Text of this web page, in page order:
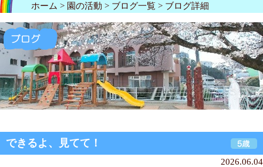
ホーム > 園の活動 > ブログ一覧 > ブログ詳細
できるよ、見てて！
2026.06.04